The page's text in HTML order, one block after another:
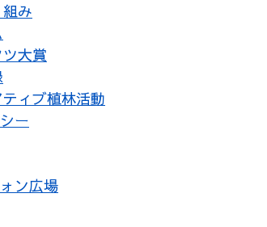
み
大賞
ィブ植林活動
ー
ン広場